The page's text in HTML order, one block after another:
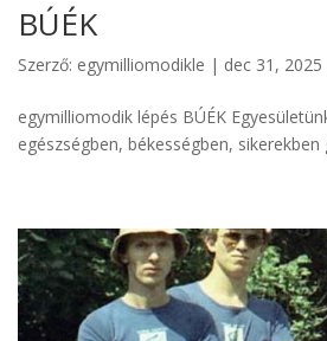
BÚÉK
Szerző: egymilliomodikle | dec 31, 2025
egymilliomodik lépés BÚÉK
egészségben, békességben, sikerekben